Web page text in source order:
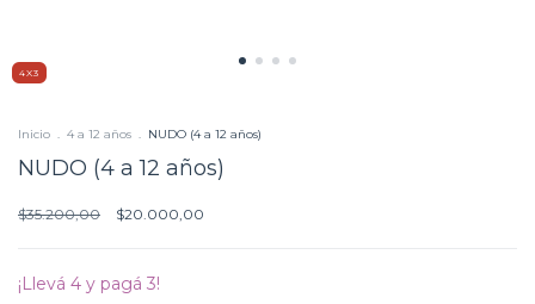
4X3
Inicio . 4 a 12 años . NUDO (4 a 12 años)
NUDO (4 a 12 años)
$35.200,00 $20.000,00
¡Llevá 4 y pagá 3!